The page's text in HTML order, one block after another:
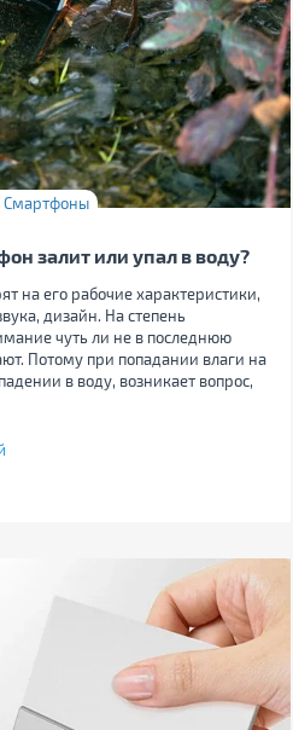
Смартфоны
залит или упал в воду?
на его рабочие характеристики,
дизайн. На степень
чуть ли не в последнюю
Потому при попадании влаги на
в воду, возникает вопрос,